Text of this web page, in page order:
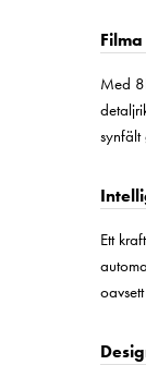
Med
synfält
Ett